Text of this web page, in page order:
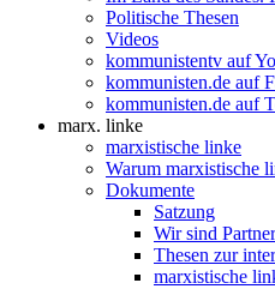
Politische Thesen
Videos
kommunistentv auf
kommunisten.de auf
kommunisten.de auf
marx. linke
marxistische linke
Warum marxistische
Dokumente
Satzung
Wir sind
Thesen zur
marxistische